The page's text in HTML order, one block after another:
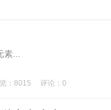
...
：8015 评论：0